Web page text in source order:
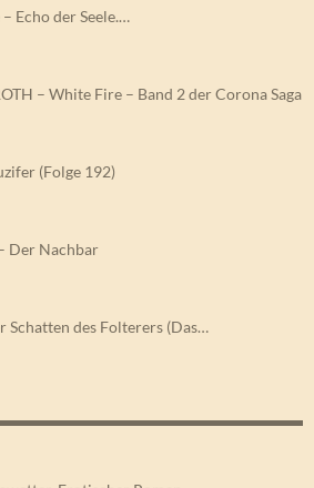
Echo der Seele.…
– White Fire – Band 2 der Corona Saga
(Folge 192)
Der Nachbar
Schatten des Folterers (Das…